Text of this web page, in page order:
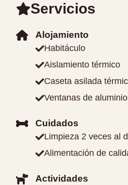
Servicios
Alojamiento
Habitáculo
Aislamiento térmico
Caseta asilada
Ventanas de
Cuidados
Limpieza 2 veces al
Alimentación de
Actividades